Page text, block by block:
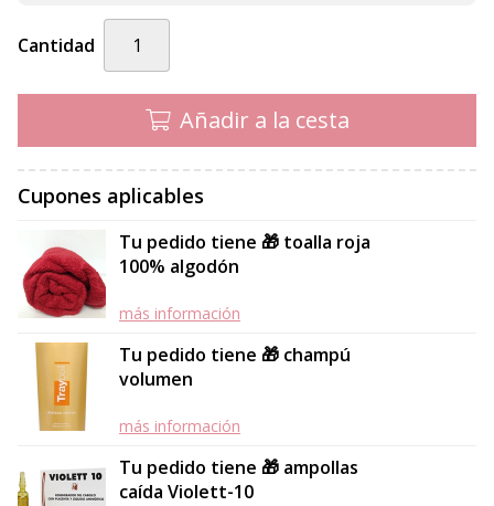
Cantidad
Añadir a la cesta
Cupones aplicables
Tu pedido tiene 🎁 toalla roja
100% algodón
más información
Tu pedido tiene 🎁 champú
volumen
más información
Tu pedido tiene 🎁 ampollas
caída Violett-10